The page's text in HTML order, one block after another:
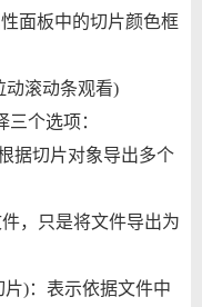
面板中的切片颜色框
滚动条观看)
个选项：
切片对象导出多个
，只是将文件导出为
)：表示依据文件中